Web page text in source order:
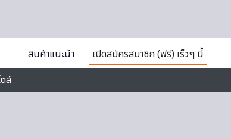
สินค้าแนะนำ
เปิดสมัครสมาชิก (ฟรี) เร็วๆ นี้
ล์